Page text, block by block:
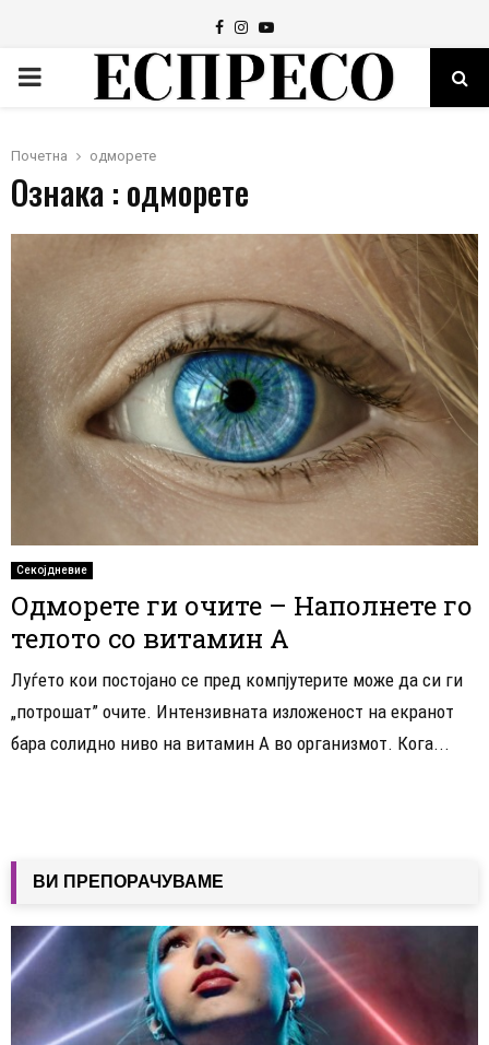
Facebook
Instagram
Youtube
PRIMARY
Почетна одморете
Ознака : одморете
Секојдневие
Одморете ги очите – Наполнете го
телото со витамин А
Луѓето кои постојано се пред компјутерите може да си ги
„потрошат” очите. Интензивната изложеност на екранот
бара солидно ниво на витамин А во организмот. Кога...
ВИ ПРЕПОРАЧУВАМЕ